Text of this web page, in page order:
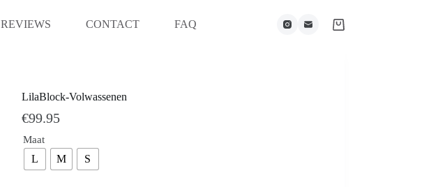
REVIEWS CONTACT FAQ
LilaBlock-Volwassenen
€99.95
Maat
L M S